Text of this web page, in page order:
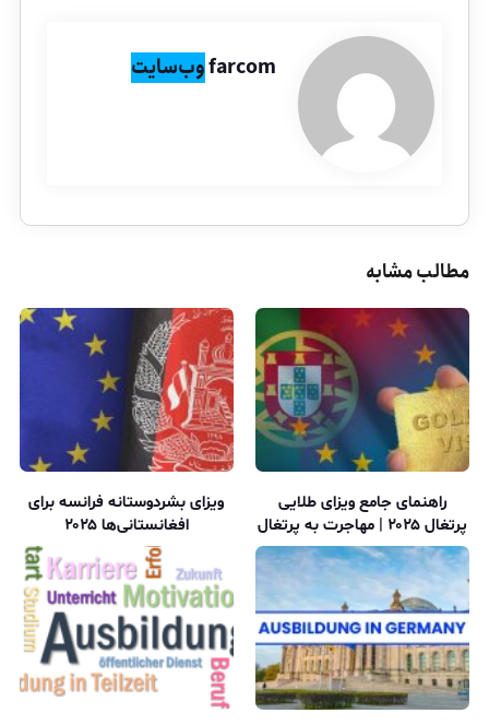
farcomوب‌سایت
مطالب مشابه
راهنمای جامع ویزای طلایی
پرتغال ۲۰۲۵ | مهاجرت به پرتغال
ویزای بشردوستانه فرانسه برای
افغانستانی‌ها ۲۰۲۵